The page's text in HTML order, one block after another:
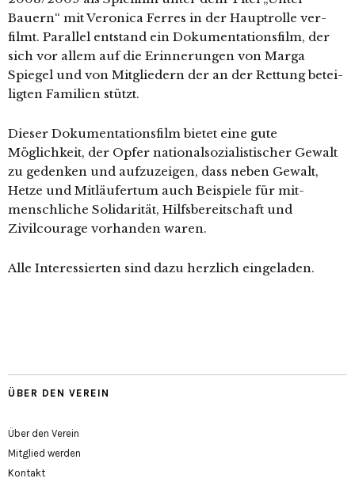
Bauern“ mit Veronica Ferres in der Hauptrolle ver­
filmt. Parallel ent­stand ein Dokumentationsfilm, der
sich vor allem auf die Erinnerungen von Marga
Spiegel und von Mitgliedern der an der Rettung betei­
lig­ten Familien stützt.
Dieser Dokumentationsfilm bie­tet eine gute
Möglichkeit, der Opfer natio­nal­so­zia­lis­ti­scher Gewalt
zu geden­ken und auf­zu­zei­gen, dass neben Gewalt,
Hetze und Mitläufertum auch Beispiele für mit­
mensch­li­che Solidarität, Hilfsbereitschaft und
Zivilcourage vor­han­den waren.
Alle Interessierten sind dazu herz­lich eingeladen.
ÜBER DEN VEREIN
Über den Verein
Mitglied werden
Kontakt